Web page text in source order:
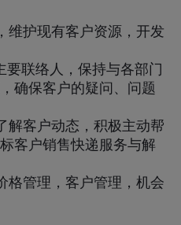
维护现有客户资源，开发
联络人，保持与各部门
确保客户的疑问、问题
解客户动态，积极主动帮
客户销售快递服务与解
格管理，客户管理，机会